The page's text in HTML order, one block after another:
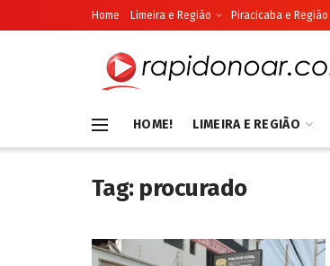
Home Limeira e Região Piracicaba e Região
HOME! LIMEIRA E REGIÃO
Tag: procurado